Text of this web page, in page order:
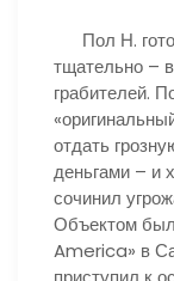
Пол Н.
тщательно –
грабителей.
отдать
деньгами – и
сочинил
Объектом
America» в